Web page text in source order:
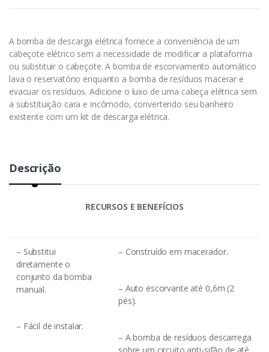
A bomba de descarga elétrica fornece a conveniência de um
cabeçote elétrico sem a necessidade de modificar a plataforma
ou substituir o cabeçote. A bomba de escorvamento automático
lava o reservatório enquanto a bomba de resíduos macerar e
evacuar os resíduos. Adicione o luxo de uma cabeça elétrica sem
a substituição cara e incômodo, convertendo seu banheiro
existente com um kit de descarga elétrica.
Descrição
RECURSOS E BENEFÍCIOS
– Substitui
diretamente o
conjunto da bomba
manual.
– Fácil de instalar.
– Construído em macerador.
– Auto escorvante até 0,6m (2
pés).
– A bomba de resíduos descarrega